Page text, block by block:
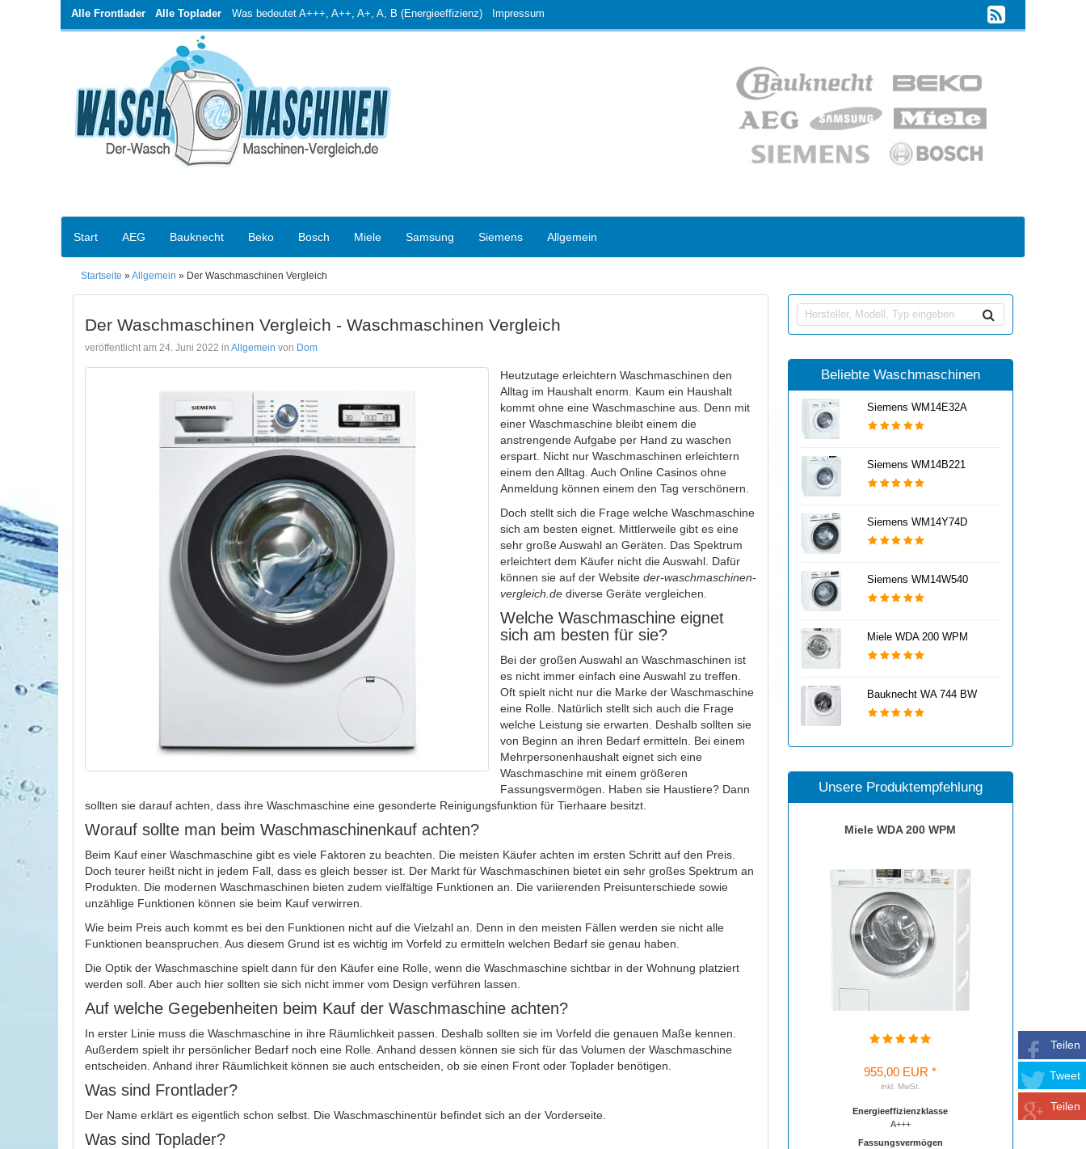
Alle Frontlader Alle Toplader Was bedeutet A+++, A++, A+, A, B (Energieeffizienz) Impressum
Start AEG Bauknecht Beko Bosch Miele Samsung Siemens Allgemein
Startseite »Allgemein » Der Waschmaschinen Vergleich
Teilen
Tweet
Teilen
Der Waschmaschinen Vergleich - Waschmaschinen Vergleich
veröffentlicht am 24. Juni 2022 in Allgemein von Dom
Heutzutage erleichtern Waschmaschinen den
Alltag im Haushalt enorm. Kaum ein Haushalt
kommt ohne eine Waschmaschine aus. Denn mit
einer Waschmaschine bleibt einem die
anstrengende Aufgabe per Hand zu waschen
erspart. Nicht nur Waschmaschinen erleichtern
einem den Alltag. Auch Online Casinos ohne
Anmeldung können einem den Tag verschönern.
Doch stellt sich die Frage welche Waschmaschine
sich am besten eignet. Mittlerweile gibt es eine
sehr große Auswahl an Geräten. Das Spektrum
erleichtert dem Käufer nicht die Auswahl. Dafür
können sie auf der Website der-waschmaschinen-
vergleich.de diverse Geräte vergleichen.
Welche Waschmaschine eignet
sich am besten für sie?
Bei der großen Auswahl an Waschmaschinen ist
es nicht immer einfach eine Auswahl zu treffen.
Oft spielt nicht nur die Marke der Waschmaschine
eine Rolle. Natürlich stellt sich auch die Frage
welche Leistung sie erwarten. Deshalb sollten sie
von Beginn an ihren Bedarf ermitteln. Bei einem
Mehrpersonenhaushalt eignet sich eine
Waschmaschine mit einem größeren
Fassungsvermögen. Haben sie Haustiere? Dann
sollten sie darauf achten, dass ihre Waschmaschine eine gesonderte Reinigungsfunktion für Tierhaare besitzt.
Worauf sollte man beim Waschmaschinenkauf achten?
Beim Kauf einer Waschmaschine gibt es viele Faktoren zu beachten. Die meisten Käufer achten im ersten Schritt auf den Preis.
Doch teurer heißt nicht in jedem Fall, dass es gleich besser ist. Der Markt für Waschmaschinen bietet ein sehr großes Spektrum an
Produkten. Die modernen Waschmaschinen bieten zudem vielfältige Funktionen an. Die variierenden Preisunterschiede sowie
unzählige Funktionen können sie beim Kauf verwirren.
Wie beim Preis auch kommt es bei den Funktionen nicht auf die Vielzahl an. Denn in den meisten Fällen werden sie nicht alle
Funktionen beanspruchen. Aus diesem Grund ist es wichtig im Vorfeld zu ermitteln welchen Bedarf sie genau haben.
Die Optik der Waschmaschine spielt dann für den Käufer eine Rolle, wenn die Waschmaschine sichtbar in der Wohnung platziert
werden soll. Aber auch hier sollten sie sich nicht immer vom Design verführen lassen.
Auf welche Gegebenheiten beim Kauf der Waschmaschine achten?
In erster Linie muss die Waschmaschine in ihre Räumlichkeit passen. Deshalb sollten sie im Vorfeld die genauen Maße kennen.
Außerdem spielt ihr persönlicher Bedarf noch eine Rolle. Anhand dessen können sie sich für das Volumen der Waschmaschine
entscheiden. Anhand ihrer Räumlichkeit können sie auch entscheiden, ob sie einen Front oder Toplader benötigen.
Was sind Frontlader?
Der Name erklärt es eigentlich schon selbst. Die Waschmaschinentür befindet sich an der Vorderseite.
Was sind Toplader?
Beliebte Waschmaschinen
Siemens WM14E32A
Siemens WM14B221
Siemens WM14Y74D
Siemens WM14W540
Miele WDA 200 WPM
Bauknecht WA 744 BW
Unsere Produktempfehlung
Miele WDA 200 WPM
955,00 EUR *
inkl. MwSt.
Energieeffizienzklasse
A+++
Fassungsvermögen